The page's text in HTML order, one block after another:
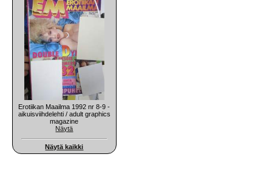
Erotiikan Maailma 1992 nr 8-9 -
aikuisviihdelehti / adult graphics
magazine
Näytä
Näytä kaikki